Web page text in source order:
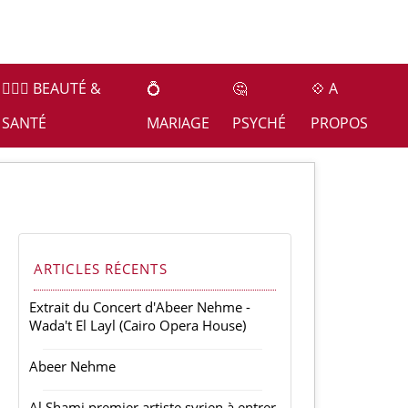
👩🏻‍⚕️ BEAUTÉ &
SANTÉ
💍
MARIAGE
🤔
PSYCHÉ
💠 A
PROPOS
ARTICLES RÉCENTS
Extrait du Concert d'Abeer Nehme -
Wada't El Layl (Cairo Opera House)
Abeer Nehme